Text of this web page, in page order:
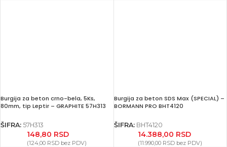
Burgija za beton crno-bela, 5Ks,
80mm, tip Leptir – GRAPHITE 57H313
ŠIFRA: 57H313
148,80 RSD
(124,00 RSD bez PDV)
Burgija za beton SDS Max (SPECIAL) –
BORMANN PRO BHT4120
ŠIFRA: BHT4120
14.388,00 RSD
(11.990,00 RSD bez PDV)